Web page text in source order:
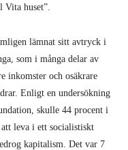
huset”.
lämnat sitt avtryck i
som i många delar av
inkomster och osäkrare
Enligt en undersökning
skulle 44 procent i
leva i ett socialistiskt
kapitalism. Det var 7